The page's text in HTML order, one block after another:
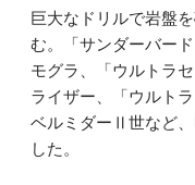
巨大なドリルで岩盤
む。「サンダーバー
モグラ、「ウルトラ
ライザー、「ウルト
ベルミダーⅡ世など
した。